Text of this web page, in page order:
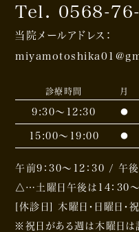
Tel. 0568-
当院メールアドレス：
診療時間 月
9:30〜12:30 ●
15:00〜19:00 ●
午前9：30～12：30 / 午
△…土曜日午後は14：30
[休診日] 木曜日・日曜日・
※祝日がある週は木曜日は